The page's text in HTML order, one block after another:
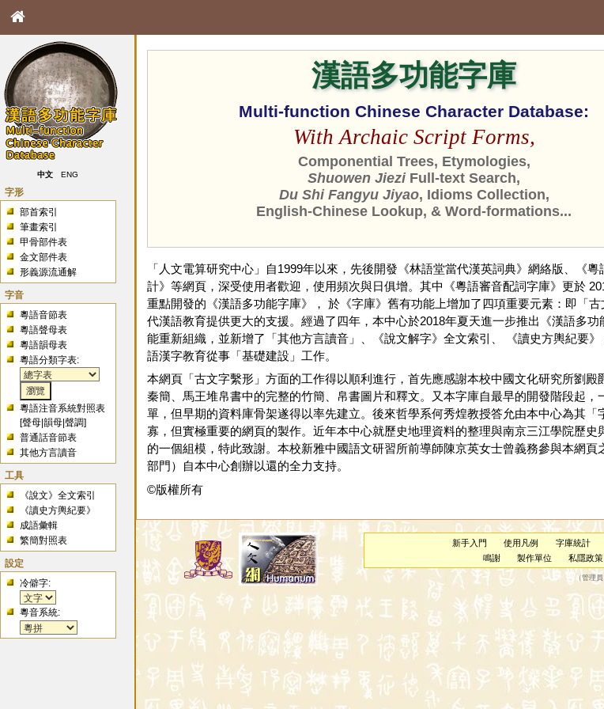
中文 ENG
字形
部首索引
筆畫索引
甲骨部件表
金文部件表
形義源流通解
字音
粵語音節表
粵語聲母表
粵語韻母表
粵語分類字表:
粵語注音系統對照表
[聲母 |韻母 |聲調]
普通話音節表
其他方言讀音
工具
《說文》全文索引
《讀史方輿紀要》
成語彙輯
繁簡對照表
設定
冷僻字:
粵音系統:
漢語多功能字庫
Multi-function Chinese Character Database:
With Archaic Script Forms,
Componential Trees, Etymologies,
Shuowen JieziFull-text Search,
Du Shi Fangyu Jiyao, Idioms Collection,
English-Chinese Lookup, & Word-formations...
「人文電算研究中心」自1999年以來，先後開發《林語堂當代漢英詞典》網絡版、《
計》等網頁，深受使用者歡迎，使用頻次與日俱增。其中《粵語審音配詞字庫》更於
重點開發的《漢語多功能字庫》， 於《字庫》舊有功能上增加了四項重要元素：即「
代漢語教育提供更大的支援。經過了四年，本中心於2018年夏天進一步推出《漢語多
能重新組織，並新增了「其他方言讀音」、《說文解字》全文索引、 《讀史方輿紀要
語漢字教育從事「基礎建設」工作。
本網頁「古文字繫形」方面的工作得以順利進行，首先應感謝本校中國文化研究所劉
秦簡、馬王堆帛書中的完整的竹簡、帛書圖片和釋文。又本字庫自最早的開發階段起
單，但早期的資料庫骨架遂得以率先建立。後來哲學系何秀煌教授答允由本中心為其
寡，但實極重要的網頁的製作。近年本中心就歷史地理資料的整理與南京三江學院歷
的一個組模，特此致謝。本校新雅中國語文研習所前導師陳京英女士曾義務參與本網
部門）自本中心創辦以還的全力支持。
©版權所有
新手入門 使用凡例 字庫統計
鳴謝
製作單位 私隱政策
（管理員